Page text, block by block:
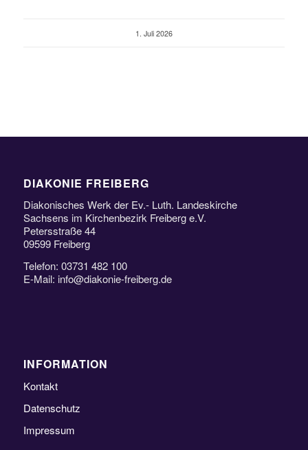
1. Juli 2026
DIAKONIE FREIBERG
Diakonisches Werk der Ev.- Luth. Landeskirche
Sachsens im Kirchenbezirk Freiberg e.V.
Petersstraße 44
09599 Freiberg
Telefon: 03731 482 100
E-Mail: info@diakonie-freiberg.de
INFORMATION
Kontakt
Datenschutz
Impressum